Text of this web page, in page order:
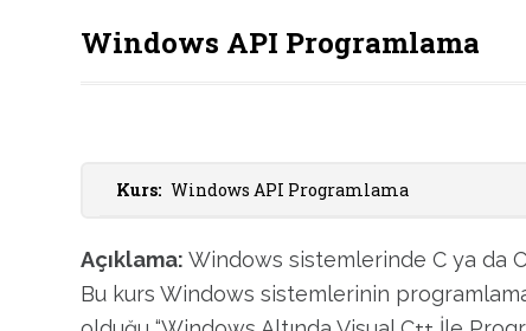
Windows API Programlama
Kurs: Windows API Programlama
Açıklama: Windows sistemlerinde C ya da
Bu kurs Windows sistemlerinin